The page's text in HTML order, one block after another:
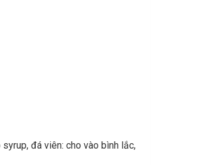
đá viên: cho vào bình lắc,